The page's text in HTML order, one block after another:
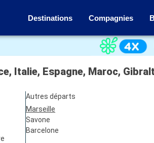
Destinations Compagnies
Italie, Espagne, Maroc,
Autres départs
Marseille
Savone
Barcelone